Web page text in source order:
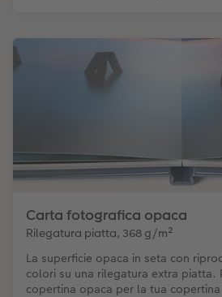
Carta fotografica opaca
Rilegatura piatta, 368 g/m²
La superficie opaca in seta con
colori su una rilegatura extra piatta.
copertina opaca per la tua